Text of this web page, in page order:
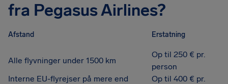
fra Pegasus Airlines?
Afstand Erstatning
Alle flyvninger under 1500 km
Op til 250 € pr.
person
Interne EU-flyrejser på mere end
Op til 400 € pr.